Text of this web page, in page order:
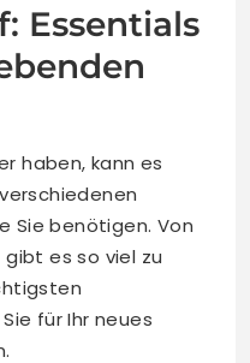
Essentials
haben, kann es
Sie benötigen. Von
es so viel zu
für Ihr neues